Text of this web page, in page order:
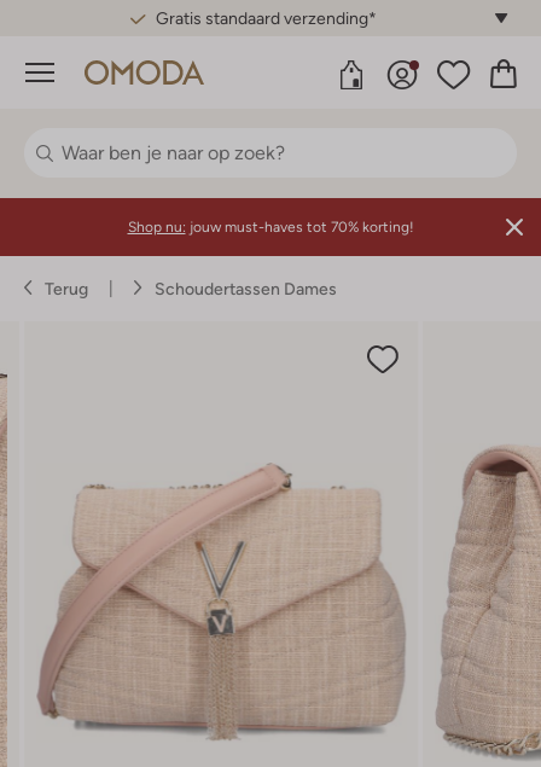
Gratis standaard verzending*
Menu
Shop nu: jouw must-haves tot 70% korting!
Terug Schoudertassen Dames